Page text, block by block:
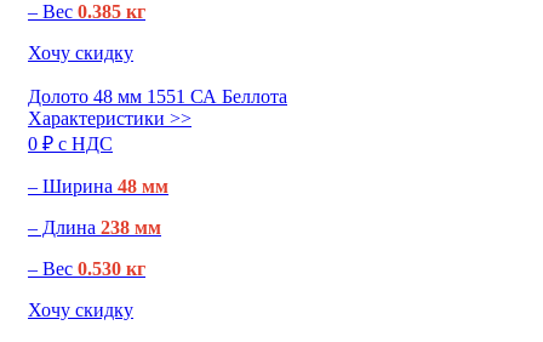
– Вес 0.385 кг
Хочу скидку
Долото 48 мм 1551 СА Беллота
Характеристики >>
0 ₽ c НДС
– Ширина 48 мм
– Длина 238 мм
– Вес 0.530 кг
Хочу скидку